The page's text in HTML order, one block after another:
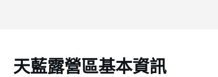
天藍露營區基本資訊